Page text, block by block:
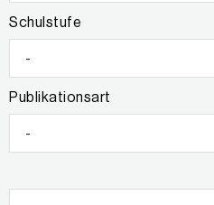
Schulstufe
-
Publikationsart
-